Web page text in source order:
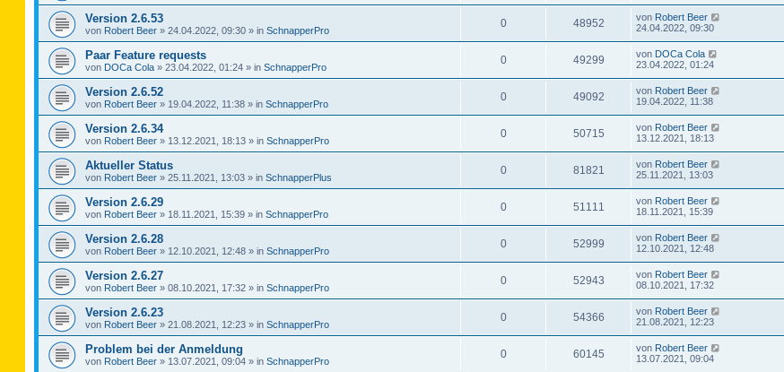
Version 2.6.53
von Robert Beer » 24.04.2022, 09:30 » in SchnapperPro
0 48952 von Robert Beer
24.04.2022, 09:30
Paar Feature requests
von DOCa Cola » 23.04.2022, 01:24 » in SchnapperPro
0 49299 von DOCa Cola
23.04.2022, 01:24
Version 2.6.52
von Robert Beer » 19.04.2022, 11:38 » in SchnapperPro
0 49092 von Robert Beer
19.04.2022, 11:38
Version 2.6.34
von Robert Beer » 13.12.2021, 18:13 » in SchnapperPro
0 50715 von Robert Beer
13.12.2021, 18:13
Aktueller Status
von Robert Beer » 25.11.2021, 13:03 » in SchnapperPlus
0 81821 von Robert Beer
25.11.2021, 13:03
Version 2.6.29
von Robert Beer » 18.11.2021, 15:39 » in SchnapperPro
0 51111 von Robert Beer
18.11.2021, 15:39
Version 2.6.28
von Robert Beer » 12.10.2021, 12:48 » in SchnapperPro
0 52999 von Robert Beer
12.10.2021, 12:48
Version 2.6.27
von Robert Beer » 08.10.2021, 17:32 » in SchnapperPro
0 52943 von Robert Beer
08.10.2021, 17:32
Version 2.6.23
von Robert Beer » 21.08.2021, 12:23 » in SchnapperPro
0 54366 von Robert Beer
21.08.2021, 12:23
Problem bei der Anmeldung
von Robert Beer » 13.07.2021, 09:04 » in SchnapperPro
0 60145 von Robert Beer
13.07.2021, 09:04